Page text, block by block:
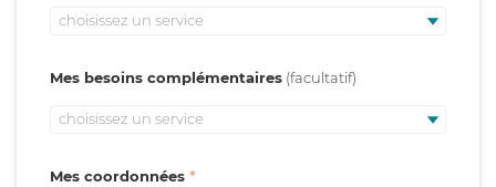
choisissez un service
Mes besoins complémentaires
choisissez un service
Mes coordonnées